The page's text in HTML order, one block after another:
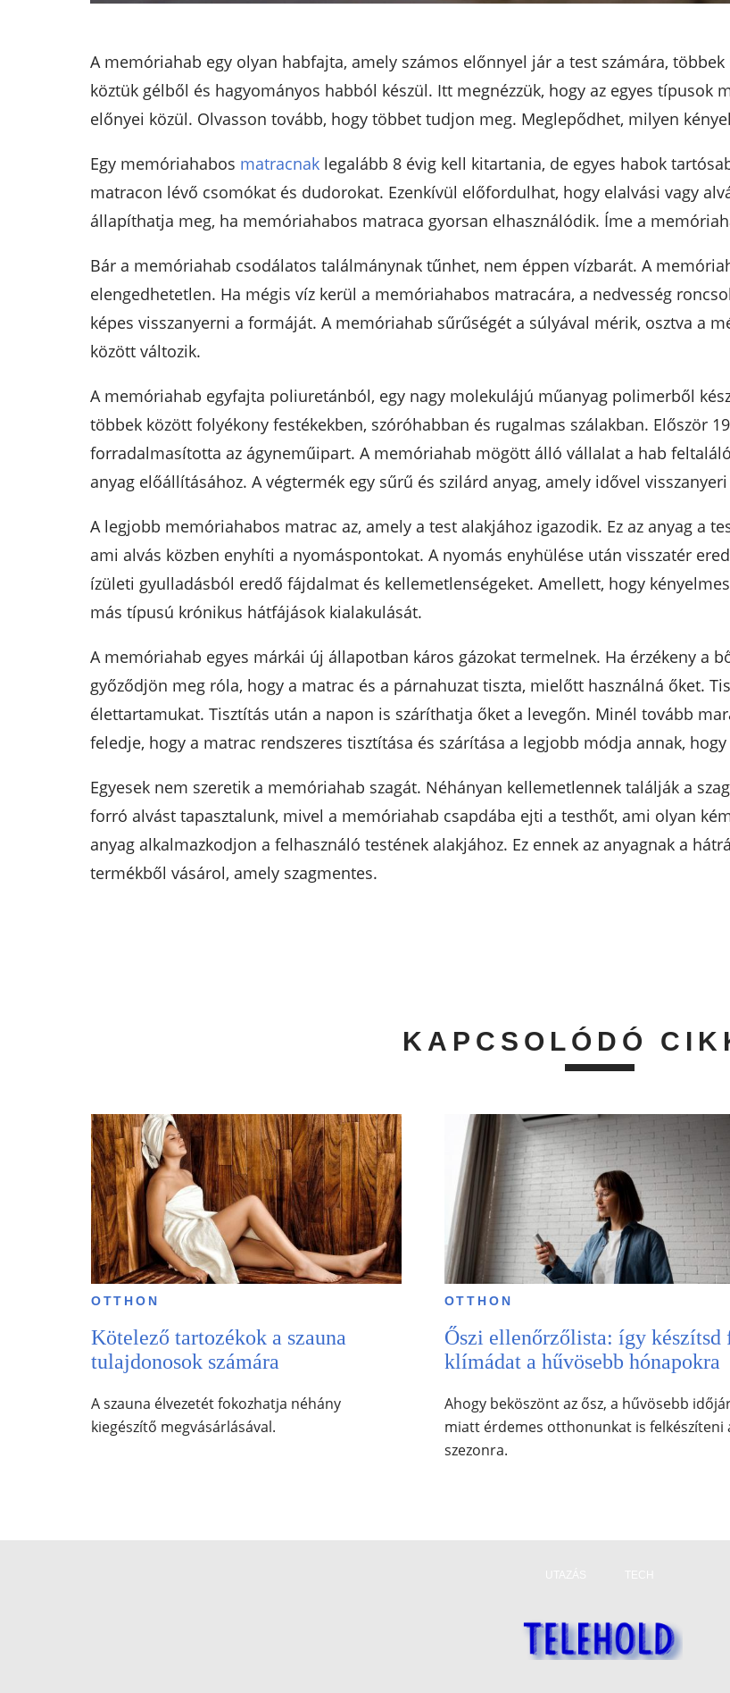
A memóriahab egy olyan habfajta, amely számos előnnyel jár a test számára,
köztük gélből és hagyományos habból készül. Itt megnézzük, hogy az egyes típusok
előnyei közül. Olvasson tovább, hogy többet tudjon meg. Meglepődhet, milyen
Egy memóriahabos matracnaklegalább 8 évig kell kitartania, de egyes habok
matracon lévő csomókat és dudorokat. Ezenkívül előfordulhat, hogy elalvási vagy
állapíthatja meg, ha memóriahabos matraca gyorsan elhasználódik. Íme a
Bár a memóriahab csodálatos találmánynak tűnhet, nem éppen vízbarát. A
elengedhetetlen. Ha mégis víz kerül a memóriahabos matracára, a nedvesség
képes visszanyerni a formáját. A memóriahab sűrűségét a súlyával mérik, osztva a
között változik.
A memóriahab egyfajta poliuretánból, egy nagy molekulájú műanyag polimerből
többek között folyékony festékekben, szóróhabban és rugalmas szálakban. Először
forradalmasította az ágyneműipart. A memóriahab mögött álló vállalat a hab
anyag előállításához. A végtermék egy sűrű és szilárd anyag, amely idővel
A legjobb memóriahabos matrac az, amely a test alakjához igazodik. Ez az anyag a
ami alvás közben enyhíti a nyomáspontokat. A nyomás enyhülése után visszatér
ízületi gyulladásból eredő fájdalmat és kellemetlenségeket. Amellett, hogy
más típusú krónikus hátfájások kialakulását.
A memóriahab egyes márkái új állapotban káros gázokat termelnek. Ha érzékeny a
győződjön meg róla, hogy a matrac és a párnahuzat tiszta, mielőtt használná őket.
élettartamukat. Tisztítás után a napon is száríthatja őket a levegőn. Minél tovább
feledje, hogy a matrac rendszeres tisztítása és szárítása a legjobb módja annak,
Egyesek nem szeretik a memóriahab szagát. Néhányan kellemetlennek találják a
forró alvást tapasztalunk, mivel a memóriahab csapdába ejti a testhőt, ami olyan
anyag alkalmazkodjon a felhasználó testének alakjához. Ez ennek az anyagnak a
termékből vásárol, amely szagmentes.
KAPCSOLÓDÓ
OTTHON
Kötelező tartozékok a szauna
tulajdonosok számára
A szauna élvezetét fokozhatja néhány
kiegészítő megvásárlásával.
OTTHON
Őszi ellenőrzőlista: így készítsd
klímádat a hűvösebb hónapokra
Ahogy beköszönt az ősz, a hűvösebb
miatt érdemes otthonunkat is felkészíteni
szezonra.